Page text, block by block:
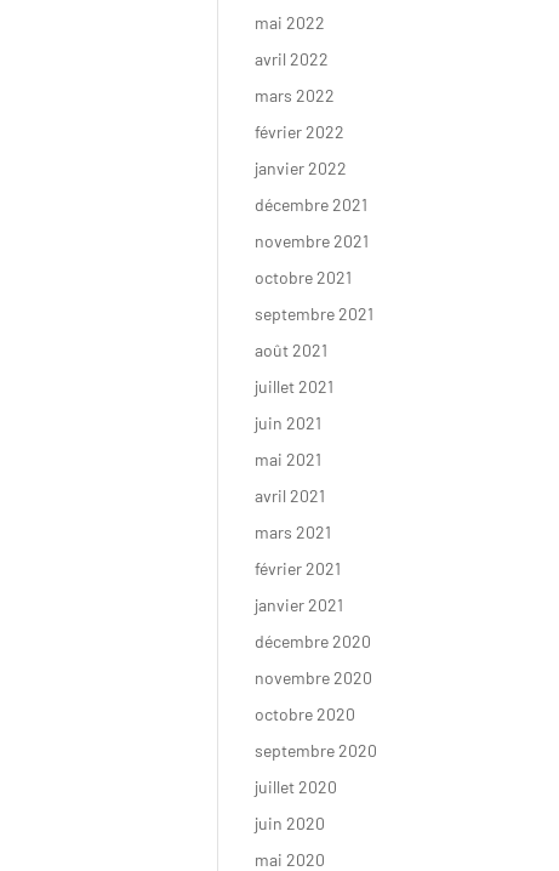
mai 2022
avril 2022
mars 2022
février 2022
janvier 2022
décembre 2021
novembre 2021
octobre 2021
septembre 2021
août 2021
juillet 2021
juin 2021
mai 2021
avril 2021
mars 2021
février 2021
janvier 2021
décembre 2020
novembre 2020
octobre 2020
septembre 2020
juillet 2020
juin 2020
mai 2020